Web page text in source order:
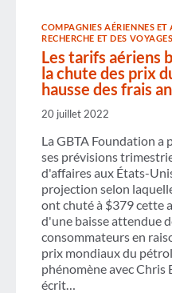
COMPAGNIES AÉRIENNES
RECHERCHE ET DES VOYAGES
Les tarifs aériens
la chute des prix
hausse des frais
20 juillet 2022
La GBTA Foundation a
ses prévisions
d'affaires aux États-
projection selon
ont chuté à $379 cette
d'une baisse attendue
consommateurs en
prix mondiaux du
phénomène avec
écrit…